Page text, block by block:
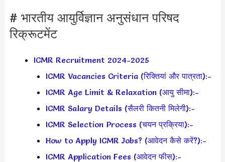
# भारतीय आयुर्विज्ञान अनुसंधान परिषद
रिक्रूटमेंट
ICMR Recruitment 2024-2025
ICMR Vacancies Criteria (रिक्तियां और पात्रता):-
ICMR Age Limit & Relaxation (आयु सीमा):-
ICMR Salary Details (सैलरी कितनी मिलेगी):-
ICMR Selection Process (चयन प्रक्रिया):-
How to Apply ICMR Jobs? (आवेदन कैसे करें?):-
ICMR Application Fees (आवेदन फीस):-